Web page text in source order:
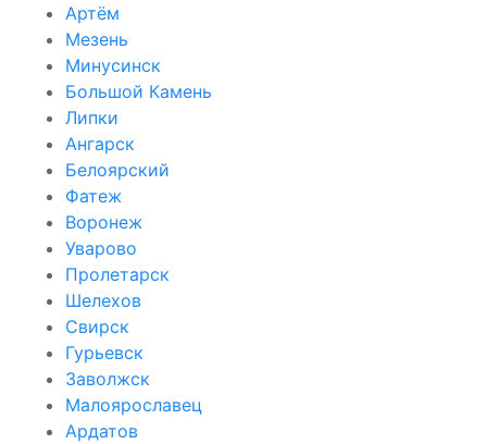
Артём
Мезень
Минусинск
Большой Камень
Липки
Ангарск
Белоярский
Фатеж
Воронеж
Уварово
Пролетарск
Шелехов
Свирск
Гурьевск
Заволжск
Малоярославец
Ардатов